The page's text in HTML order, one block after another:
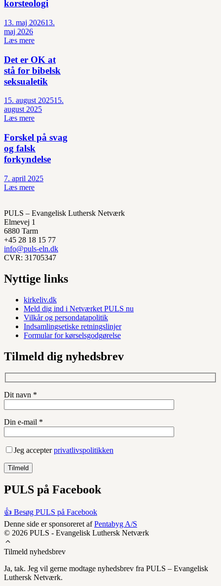
korsteologi
13. maj 202613.
maj 2026
Læs mere
Det er OK at
stå for bibelsk
seksualetik
15. august 202515.
august 2025
Læs mere
Forskel på svag
og falsk
forkyndelse
7. april 2025
Læs mere
PULS – Evangelisk Luthersk Netværk
Elmevej 1
6880 Tarm
+45 28 18 15 77
info@puls-eln.dk
CVR: 31705347
Nyttige links
kirkeliv.dk
Meld dig ind i Netværket PULS nu
Vilkår og persondatapolitik
Indsamlingsetiske retningslinjer
Formular for kørselsgodgørelse
Tilmeld dig nyhedsbrev
Dit navn *
Din e-mail *
Jeg accepterprivatlivspolitikken
PULS på Facebook
👍 Besøg PULS på Facebook
Denne side er sponsoreret afPentabyg A/S
© 2026 PULS - Evangelisk Luthersk Netværk
Tilmeld nyhedsbrev
Ja, tak. Jeg vil gerne modtage nyhedsbrev fra PULS – Evangelisk
Luthersk Netværk.